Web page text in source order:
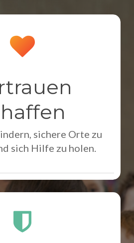
sichere Orte zu
sich Hilfe zu holen.